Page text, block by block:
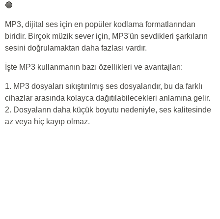
🔵
MP3, dijital ses için en popüler kodlama formatlarından
biridir. Birçok müzik sever için, MP3'ün sevdikleri şarkıların
sesini doğrulamaktan daha fazlası vardır.
İşte MP3 kullanmanın bazı özellikleri ve avantajları:
1. MP3 dosyaları sıkıştırılmış ses dosyalarıdır, bu da farklı
cihazlar arasında kolayca dağıtılabilecekleri anlamına gelir.
2. Dosyaların daha küçük boyutu nedeniyle, ses kalitesinde
az veya hiç kayıp olmaz.